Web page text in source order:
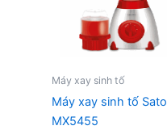
Máy xay sinh tố
Máy xay sinh tố Sato
MX5455